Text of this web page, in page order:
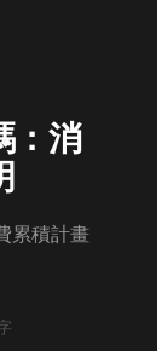
：消
累積計畫